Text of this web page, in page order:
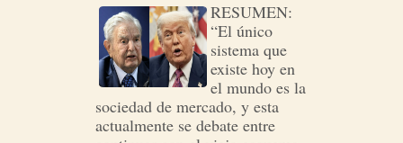
RESUMEN:
“El único
sistema que
existe hoy en
el mundo es la
sociedad de mercado, y esta
actualmente se debate entre